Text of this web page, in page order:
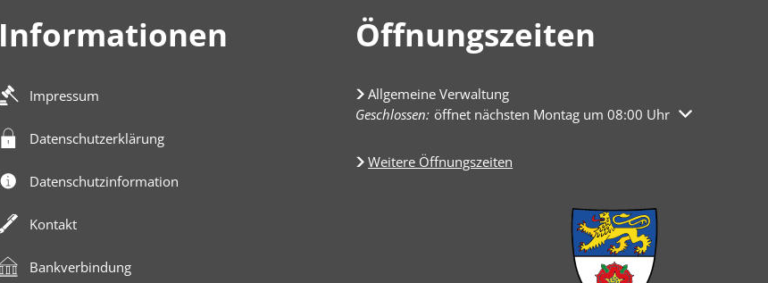
Informationen
Impressum
Datenschutzerklärung
Datenschutzinformation
Kontakt
Bankverbindung
Öffnungszeiten
Allgemeine Verwaltung
Klicken, um weitere Öffnungs- oder Schließzeiten auszublenden
Geschlossen: öffnet nächsten Montag um 08:00 Uhr
Weitere Öffnungszeiten